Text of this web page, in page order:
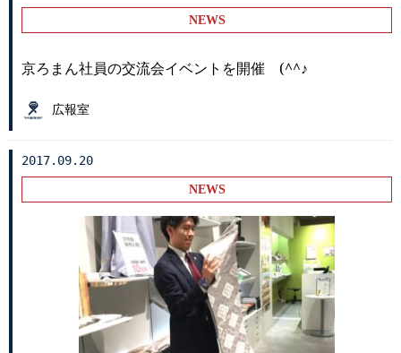
NEWS
京ろまん社員の交流会イベントを開催 (^^♪
広報室
2017.09.20
NEWS